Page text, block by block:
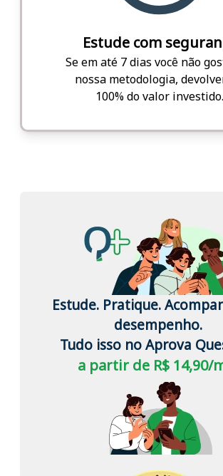
Estude com
Se em até 7 dias você não
nossa metodologia,
100% do valor investido.
Estude. Pratique.
desempenho.
Tudo isso no Aprova
a partir de R$ 14,90/